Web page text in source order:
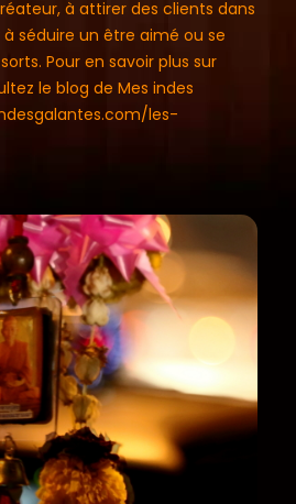
à attirer des clients dans
séduire un être aimé ou se
Pour en savoir plus sur
le blog de Mes indes
les-